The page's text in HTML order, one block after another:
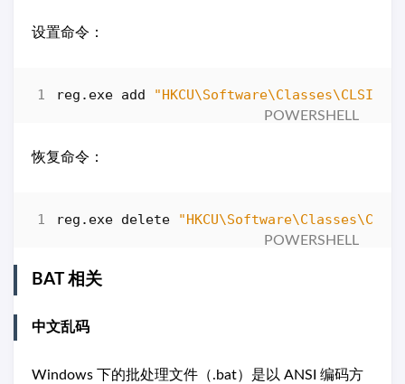
设置命令：
reg . exe add
恢复命令：
reg . exe delete
BAT 相关
中文乱码
Windows 下的批处理文件（.bat）是以 ANSI 编码方